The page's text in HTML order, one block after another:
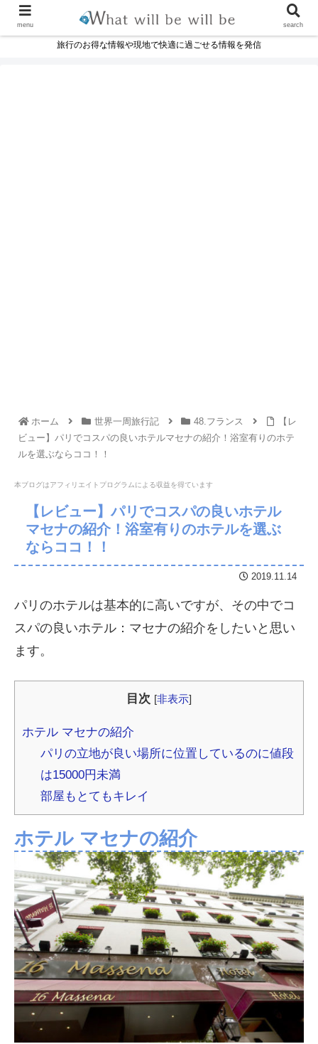
旅行のお得な情報や現地で快適に過ごせる情報を発信
ホーム 世界一周旅行記 48.フランス
【レ
ビュー】パリでコスパの良いホテルマセナの紹介！浴室有りのホテ
ルを選ぶならココ！！
本ブログはアフィリエイトプログラムによる収益を得ています
【レビュー】パリでコスパの良いホテル
マセナの紹介！浴室有りのホテルを選ぶ
ならココ！！
2019.11.14
パリのホテルは基本的に高いですが、その中でコ
スパの良いホテル：マセナの紹介をしたいと思い
ます。
目次 [非表示]
ホテル マセナの紹介
パリの立地が良い場所に位置しているのに値段
は15000円未満
部屋もとてもキレイ
ホテル マセナの紹介
menu search